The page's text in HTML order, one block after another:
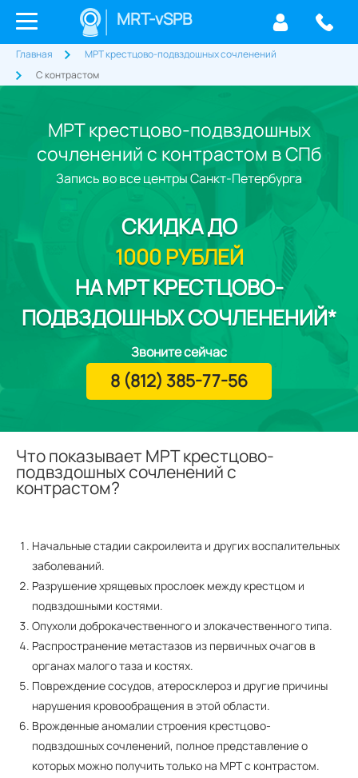
MRT-vSPB
Главная
МРТ крестцово-подвздошных сочленений
С контрастом
МРТ крестцово-подвздошных
сочленений с контрастом в СПб
Что показывает МРТ крестцово-
подвздошных сочленений с
контрастом?
Начальные стадии сакроилеита и других воспалительных
заболеваний.
Разрушение хрящевых прослоек между крестцом и
подвздошными костями.
Опухоли доброкачественного и злокачественного типа.
Распространение метастазов из первичных очагов в
органах малого таза и костях.
Повреждение сосудов, атеросклероз и другие причины
нарушения кровообращения в этой области.
Врожденные аномалии строения крестцово-
подвздошных сочленений, полное представление о
которых можно получить только на МРТ с контрастом.
Запись во все центры Санкт-Петербурга
СКИДКАДО
1000 РУБЛЕЙ
НА МРТ КРЕСТЦОВО-
ПОДВЗДОШНЫХ СОЧЛЕНЕНИЙ*
Звоните сейчас
8 (812) 385-77-56